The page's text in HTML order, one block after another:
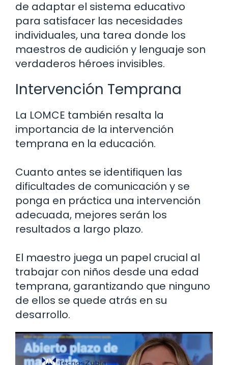
de adaptar el sistema educativo
para satisfacer las necesidades
individuales, una tarea donde los
maestros de audición y lenguaje son
verdaderos héroes invisibles.
Intervención Temprana
La LOMCE también resalta la
importancia de la intervención
temprana en la educación.
Cuanto antes se identifiquen las
dificultades de comunicación y se
ponga en práctica una intervención
adecuada, mejores serán los
resultados a largo plazo.
El maestro juega un papel crucial al
trabajar con niños desde una edad
temprana, garantizando que ninguno
de ellos se quede atrás en su
desarrollo.